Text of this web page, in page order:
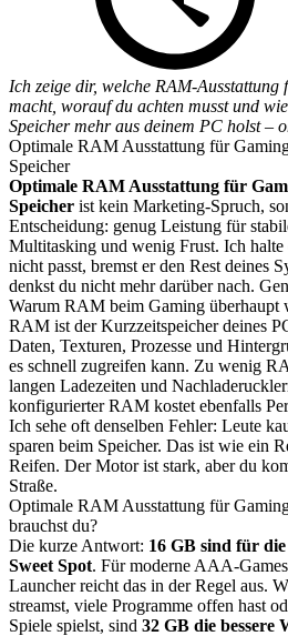
Ich zeige dir, welche RAM-
macht, worauf du achten musst und
Speicher mehr aus deinem PC holst –
Optimale RAM Ausstattung für
Speicher
Optimale RAM Ausstattung für
Speicher ist kein Marketing-Spruch,
Entscheidung: genug Leistung für
Multitasking und wenig Frust. Ich
nicht passt, bremst er den Rest deines
denkst du nicht mehr darüber nach.
Warum RAM beim Gaming überhaupt
RAM ist der Kurzzeitspeicher deines
Daten, Texturen, Prozesse und
es schnell zugreifen kann. Zu wenig
langen Ladezeiten und
konfigurierter RAM kostet ebenfalls
Ich sehe oft denselben Fehler: Leute
sparen beim Speicher. Das ist wie ein
Reifen. Der Motor ist stark, aber du
Straße.
Optimale RAM Ausstattung für
brauchst du?
Die kurze Antwort: 16 GB sind für
Sweet Spot. Für moderne AAA-
Launcher reicht das in der Regel aus.
streamst, viele Programme offen hast
Spiele spielst, sind 32 GB die bessere